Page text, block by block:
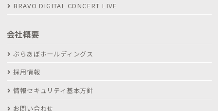
BRAVO DIGITAL CONCERT LIVE
会社概要
ぶらあぼホールディングス
採用情報
情報セキュリティ基本方針
お問い合わせ